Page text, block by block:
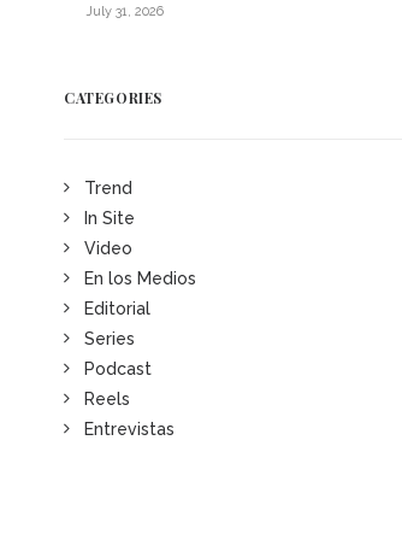
July 31, 2026
CATEGORIES
Trend
In Site
Video
En los Medios
Editorial
Series
Podcast
Reels
Entrevistas